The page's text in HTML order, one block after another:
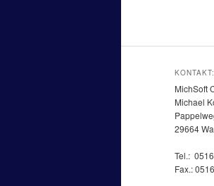
KONTAKT:
MichSoft
Michael
29664
Tel.:
Fax.: